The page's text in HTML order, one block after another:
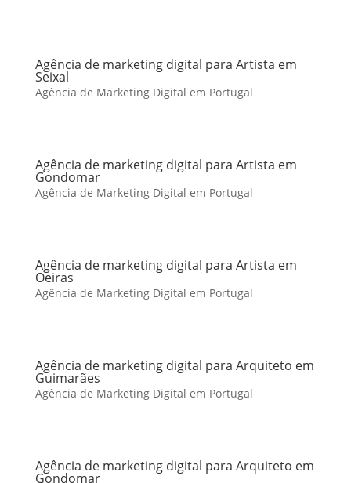
Agência de marketing digital para Artista em
Seixal
Agência de Marketing Digital em Portugal
Agência de marketing digital para Artista em
Gondomar
Agência de Marketing Digital em Portugal
Agência de marketing digital para Artista em
Oeiras
Agência de Marketing Digital em Portugal
Agência de marketing digital para Arquiteto em
Guimarães
Agência de Marketing Digital em Portugal
Agência de marketing digital para Arquiteto em
Gondomar